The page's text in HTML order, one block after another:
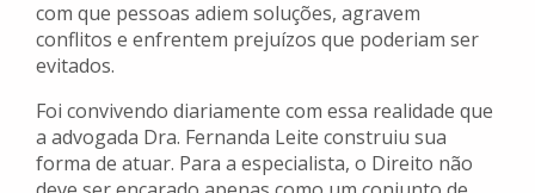
com que pessoas adiem soluções, agravem
conflitos e enfrentem prejuízos que poderiam ser
evitados.
Foi convivendo diariamente com essa realidade que
a advogada Dra. Fernanda Leite construiu sua
forma de atuar. Para a especialista, o Direito não